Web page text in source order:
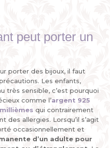
peut porter un
porter des bijoux, il faut
Les enfants,
très sensible, c’est pourquoi
comme l’argent 925
qui contrairement
des allergies. Lorsqu’il s’agit
occasionnellement et
d’un adulte pour